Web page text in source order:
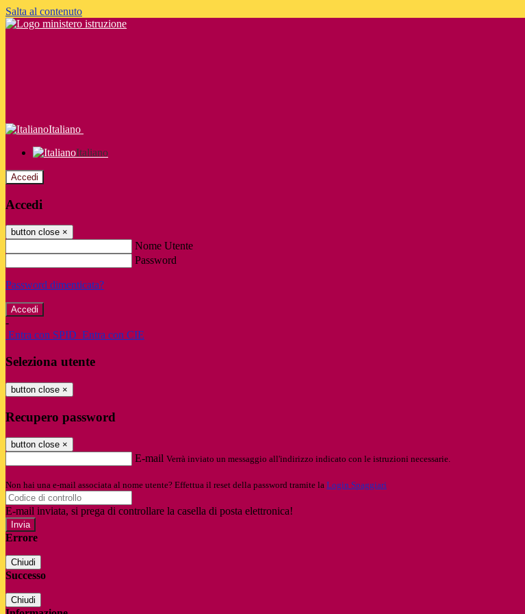
Salta al contenuto
Italiano
Italiano
Accedi
Accedi
button close ×
Nome Utente
Password
Password dimenticata?
-
Entra con SPID Entra con CIE
Seleziona utente
button close ×
Recupero password
button close ×
E-mail Verrà inviato un messaggio all'indirizzo indicato con le istruzioni necessarie.
Non hai una e-mail associata al nome utente? Effettua il reset della password tramite la Login Spaggiari
E-mail inviata, si prega di controllare la casella di posta elettronica!
Errore
Chiudi
Successo
Chiudi